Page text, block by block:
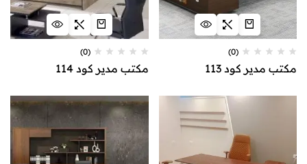
(0)
مكتب مدير كود 113
(0)
مكتب مدير كود 114